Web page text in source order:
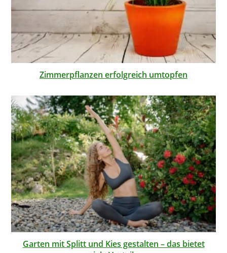
Zimmerpflanzen erfolgreich umtopfen
Garten mit Splitt und Kies gestalten – das bietet